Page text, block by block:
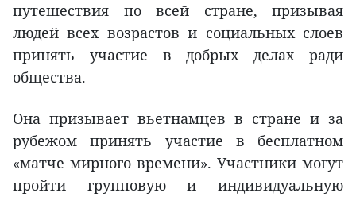
путешествия по всей стране, призывая
людей всех возрастов и социальных слоев
принять участие в добрых делах ради
общества.
Она призывает вьетнамцев в стране и за
рубежом принять участие в бесплатном
«матче мирного времени». Участники могут
пройти групповую и индивидуальную